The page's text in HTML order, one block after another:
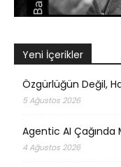
Yeni İçerikler
Özgürlüğün Değil,
5 Ağustos 2026
Agentic AI Çağında
4 Ağustos 2026